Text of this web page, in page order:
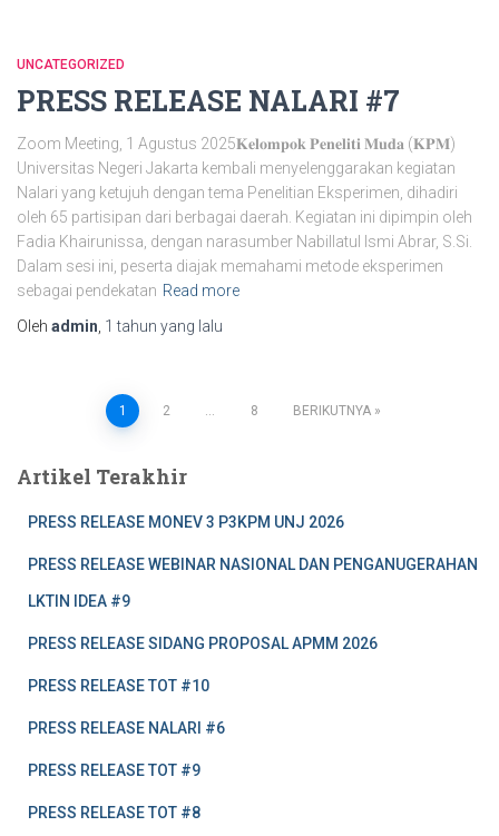
UNCATEGORIZED
PRESS RELEASE NALARI #7
Zoom Meeting, 1 Agustus 2025𝐊𝐞𝐥𝐨𝐦𝐩𝐨𝐤 𝐏𝐞𝐧𝐞𝐥𝐢𝐭𝐢 𝐌𝐮𝐝𝐚 (𝐊𝐏𝐌)
Universitas Negeri Jakarta kembali menyelenggarakan kegiatan
Nalari yang ketujuh dengan tema Penelitian Eksperimen, dihadiri
oleh 65 partisipan dari berbagai daerah. Kegiatan ini dipimpin oleh
Fadia Khairunissa, dengan narasumber Nabillatul Ismi Abrar, S.Si.
Dalam sesi ini, peserta diajak memahami metode eksperimen
sebagai pendekatan Read more
Oleh admin 1 tahun yang lalu
1 2 … 8 BERIKUTNYA
Artikel Terakhir
PRESS RELEASE MONEV 3 P3KPM UNJ 2026
PRESS RELEASE WEBINAR NASIONAL DAN PENGANUGERAHAN
LKTIN IDEA #9
PRESS RELEASE SIDANG PROPOSAL APMM 2026
PRESS RELEASE TOT #10
PRESS RELEASE NALARI #6
PRESS RELEASE TOT #9
PRESS RELEASE TOT #8